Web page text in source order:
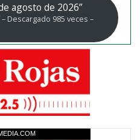
agosto de 2026”
Descargado 985 veces –